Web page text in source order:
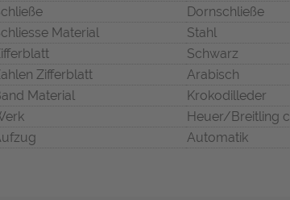
Dornschließe
Material
Stahl
Schwarz
Zifferblatt
Arabisch
Material
Krokodilleder
Heuer/Breitling
Automatik